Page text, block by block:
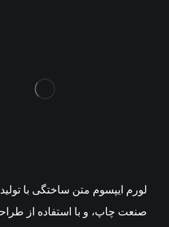
لورم ایپسوم متن ساختگی با
صنعت چاپ، و با استفاده از